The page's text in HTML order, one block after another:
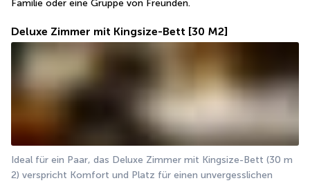
Familie oder eine Gruppe von Freunden.
Deluxe Zimmer mit Kingsize-Bett [30 M2]
Ideal für ein Paar, das Deluxe Zimmer mit Kingsize-Bett (30 m
2) verspricht Komfort und Platz für einen unvergesslichen